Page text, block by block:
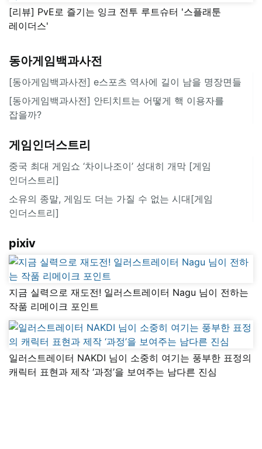
[리뷰] PvE로 즐기는 잉크 전투 루트슈터 '스플래툰
레이더스'
동아게임백과사전
[동아게임백과사전] e스포츠 역사에 길이 남을 명장면들
[동아게임백과사전] 안티치트는 어떻게 핵 이용자를
잡을까?
게임인더스트리
중국 최대 게임쇼 ‘차이나조이’ 성대히 개막 [게임
인더스트리]
소유의 종말, 게임도 더는 가질 수 없는 시대[게임
인더스트리]
pixiv
지금 실력으로 재도전! 일러스트레이터 Nagu 님이 전하는
작품 리메이크 포인트
일러스트레이터 NAKDI 님이 소중히 여기는 풍부한 표정의
캐릭터 표현과 제작 ‘과정’을 보여주는 남다른 진심